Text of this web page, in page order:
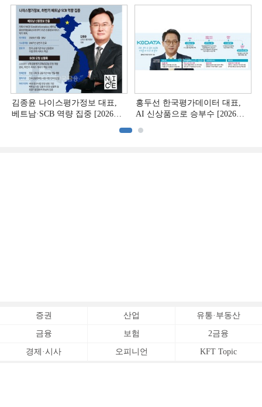
김종윤 나이스평가정보 대표,
베트남·SCB 역량 집중 [2026
홍두선 한국평가데이터 대표,
AI 신상품으로 승부수 [2026
증권 산업 유통·부동산
금융 보험 2금융
경제·시사 오피니언 KFT Topic